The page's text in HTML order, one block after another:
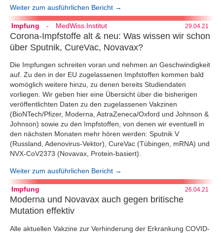
Weiter zum ausführlichen Bericht →
Impfung - MedWiss.Institut 29.04.21
Corona-Impfstoffe alt & neu: Was wissen wir schon
über Sputnik, CureVac, Novavax?
Die Impfungen schreiten voran und nehmen an Geschwindigkeit
auf. Zu den in der EU zugelassenen Impfstoffen kommen bald
womöglich weitere hinzu, zu denen bereits Studiendaten
vorliegen. Wir geben hier eine Übersicht über die bisherigen
veröffentlichten Daten zu den zugelassenen Vakzinen
(BioNTech/Pfizer, Moderna, AstraZeneca/Oxford und Johnson &
Johnson) sowie zu den Impfstoffen, von denen wir eventuell in
den nächsten Monaten mehr hören werden: Sputnik V
(Russland, Adenovirus-Vektor), CureVac (Tübingen, mRNA) und
NVX‑CoV2373 (Novavax, Protein-basiert).
Weiter zum ausführlichen Bericht →
Impfung 26.04.21
Moderna und Novavax auch gegen britische
Mutation effektiv
Alle aktuellen Vakzine zur Verhinderung der Erkrankung COVID-